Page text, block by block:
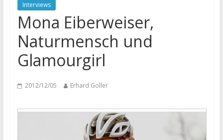
Interviews
Mona Eiberweiser,
Naturmensch und
Glamourgirl
2012/12/05 Erhard Goller